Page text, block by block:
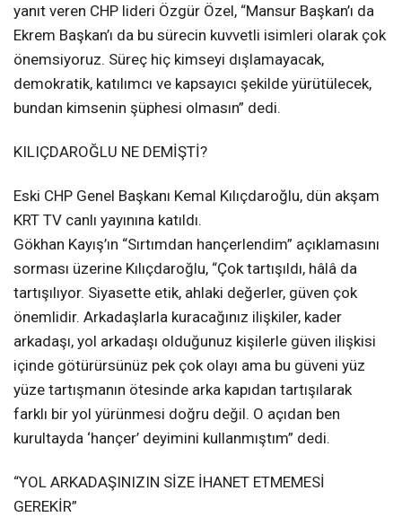
yanıt veren CHP lideri Özgür Özel, “Mansur Başkan’ı da
Ekrem Başkan’ı da bu sürecin kuvvetli isimleri olarak çok
önemsiyoruz. Süreç hiç kimseyi dışlamayacak,
demokratik, katılımcı ve kapsayıcı şekilde yürütülecek,
bundan kimsenin şüphesi olmasın” dedi.
KILIÇDAROĞLU NE DEMİŞTİ?
Eski CHP Genel Başkanı Kemal Kılıçdaroğlu, dün akşam
KRT TV canlı yayınına katıldı.
Gökhan Kayış’ın “Sırtımdan hançerlendim” açıklamasını
sorması üzerine Kılıçdaroğlu, “Çok tartışıldı, hâlâ da
tartışılıyor. Siyasette etik, ahlaki değerler, güven çok
önemlidir. Arkadaşlarla kuracağınız ilişkiler, kader
arkadaşı, yol arkadaşı olduğunuz kişilerle güven ilişkisi
içinde götürürsünüz pek çok olayı ama bu güveni yüz
yüze tartışmanın ötesinde arka kapıdan tartışılarak
farklı bir yol yürünmesi doğru değil. O açıdan ben
kurultayda ‘hançer’ deyimini kullanmıştım” dedi.
“YOL ARKADAŞINIZIN SİZE İHANET ETMEMESİ
GEREKİR”